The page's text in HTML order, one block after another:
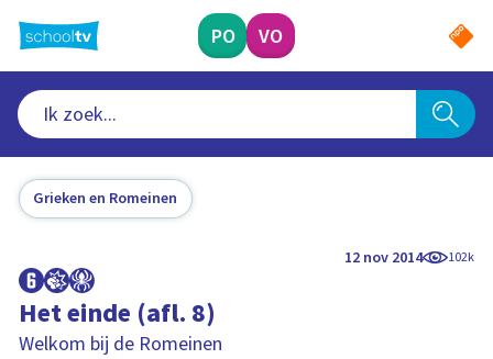
naar
hoofdinhoud
PO VO
Grieken en Romeinen
12 nov 2014 102k
Het einde (afl. 8)
Welkom bij de Romeinen